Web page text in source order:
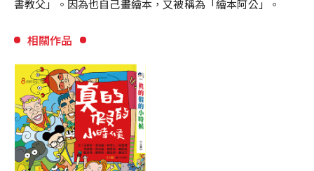
書教父」。因為也自己畫繪本，又被稱為「繪本阿公」。
相關作品